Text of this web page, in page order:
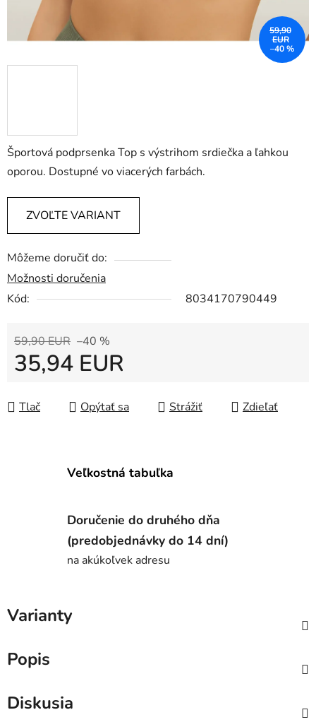
Športová podprsenka Top s výstrihom srdiečka a ľahkou
oporou. Dostupné vo viacerých farbách.
ZVOĽTE VARIANT
Môžeme doručiť do:
Možnosti doručenia
Kód:
8034170790449
59,90 EUR –40 %
35,94 EUR
Tlač
Opýtať sa Strážiť Zdieľať
59,90
EUR
–40 %
Veľkostná tabuľka
Doručenie do druhého dňa
(predobjednávky do 14 dní)
na akúkoľvek adresu
Varianty
Popis
Diskusia